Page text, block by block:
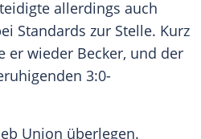
allerdings auch
Standards zur Stelle. Kurz
er wieder Becker, und der
3:0-
Union überlegen.